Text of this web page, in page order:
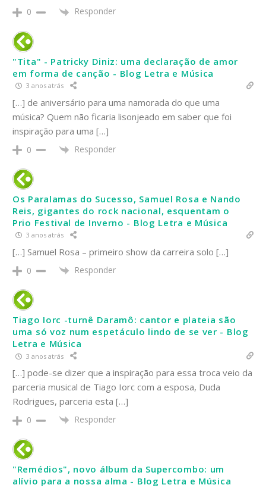
0 Responder
"Tita" - Patricky Diniz: uma declaração de amor
em forma de canção - Blog Letra e Música
3 anos atrás
[…] de aniversário para uma namorada do que uma
música? Quem não ficaria lisonjeado em saber que foi
inspiração para uma […]
0 Responder
Os Paralamas do Sucesso, Samuel Rosa e Nando
Reis, gigantes do rock nacional, esquentam o
Prio Festival de Inverno - Blog Letra e Música
3 anos atrás
[…] Samuel Rosa – primeiro show da carreira solo […]
0 Responder
Tiago Iorc -turnê Daramô: cantor e plateia são
uma só voz num espetáculo lindo de se ver - Blog
Letra e Música
3 anos atrás
[…] pode-se dizer que a inspiração para essa troca veio da
parceria musical de Tiago Iorc com a esposa, Duda
Rodrigues, parceria esta […]
0 Responder
"Remédios", novo álbum da Supercombo: um
alívio para a nossa alma - Blog Letra e Música